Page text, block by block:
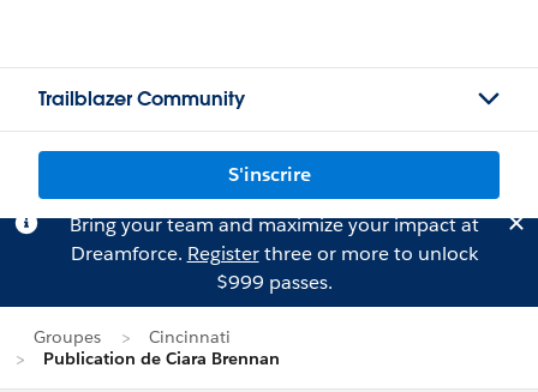
Trailblazer Community
S'inscrire
Bring your team and maximize your impact at
Dreamforce. Registerthree or more to unlock
$999 passes.
Groupes
Cincinnati
Publication de Ciara Brennan